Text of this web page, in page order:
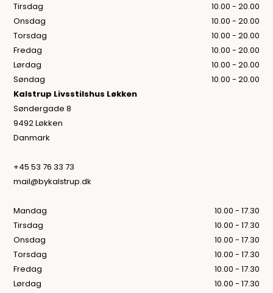
Tirsdag
10.00 - 20.00
Onsdag
10.00 - 20.00
Torsdag
10.00 - 20.00
Fredag
10.00 - 20.00
Lørdag
10.00 - 20.00
Søndag
10.00 - 20.00
Kalstrup Livsstilshus Løkken
Søndergade 8
9492 Løkken
Danmark
+45 53 76 33 73
mail@bykalstrup.dk
Mandag
10.00 - 17.30
Tirsdag
10.00 - 17.30
Onsdag
10.00 - 17.30
Torsdag
10.00 - 17.30
Fredag
10.00 - 17.30
Lørdag
10.00 - 17.30